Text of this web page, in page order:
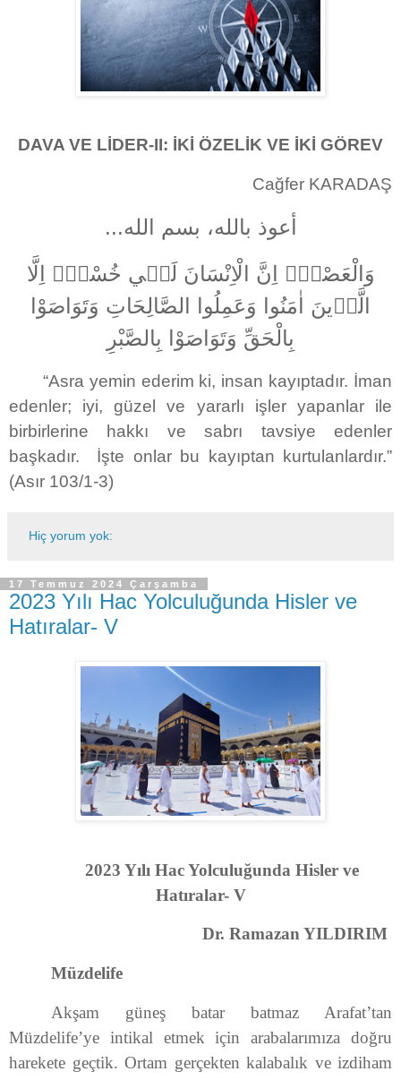
DAVA VE LİDER-II: İKİ ÖZELİK VE İKİ GÖREV
Cağfer KARADAŞ
أعوذ بالله، بسم الله...
وَالْعَصْرِۙ اِنَّ الْاِنْسَانَ لَفٖي خُسْرٍۙ اِلَّا
الَّذٖينَ اٰمَنُوا وَعَمِلُوا الصَّالِحَاتِ وَتَوَاصَوْا
بِالْحَقِّ وَتَوَاصَوْا بِالصَّبْرِ
“Asra yemin ederim ki, insan kayıptadır. İman
edenler; iyi, güzel ve yararlı işler yapanlar ile
birbirlerine hakkı ve sabrı tavsiye edenler
başkadır. İşte onlar bu kayıptan kurtulanlardır.”
(Asır 103/1-3)
Hiç yorum yok:
17 Temmuz 2024 Çarşamba
2023 Yılı Hac Yolculuğunda Hisler ve
Hatıralar- V
2023 Yılı Hac Yolculuğunda Hisler ve
Hatıralar- V
Dr. Ramazan YILDIRIM
Müzdelife
Akşam güneş batar batmaz Arafat’tan
Müzdelife’ye intikal etmek için arabalarımıza doğru
harekete geçtik. Ortam gerçekten kalabalık ve izdiham